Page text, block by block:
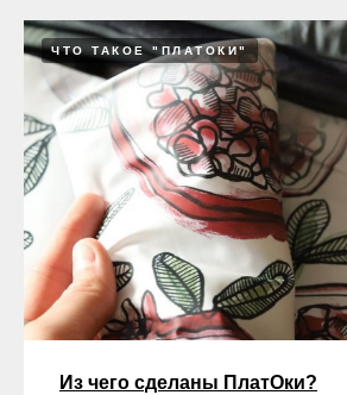
ЧТО ТАКОЕ "ПЛАТОКИ"
Из чего сделаны ПлатОки?